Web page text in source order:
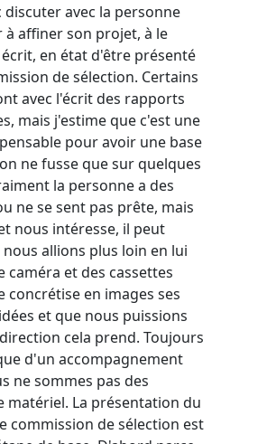
discuter avec la personne
à affiner son projet, à le
en état d'être présenté
de sélection. Certains
avec l'écrit des rapports
mais j'estime que c'est une
pour avoir une base
ne fusse que sur quelques
la personne a des
ne se sent pas prête, mais
nous intéresse, il peut
allions plus loin en lui
caméra et des cassettes
concrétise en images ses
et que nous puissions
cela prend. Toujours
d'un accompagnement
ne sommes pas des
matériel. La présentation du
commission de sélection est